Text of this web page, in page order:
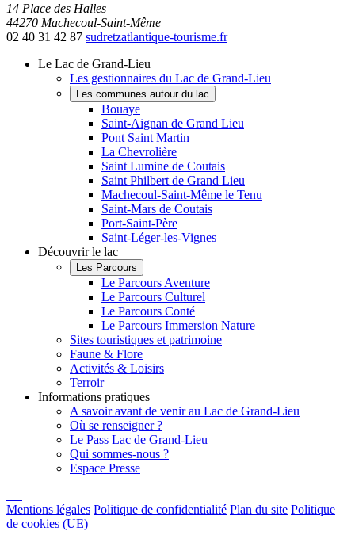
14 Place des Halles
44270 Machecoul-Saint-Même
02 40 31 42 87 sudretzatlantique-tourisme.fr
Le Lac de Grand-Lieu
Les gestionnaires du Lac de Grand-Lieu
Les communes autour du lac
Bouaye
Saint-Aignan de Grand Lieu
Pont Saint Martin
La Chevrolière
Saint Lumine de Coutais
Saint Philbert de Grand Lieu
Machecoul-Saint-Même le Tenu
Saint-Mars de Coutais
Port-Saint-Père
Saint-Léger-les-Vignes
Découvrir le lac
Les Parcours
Le Parcours Aventure
Le Parcours Culturel
Le Parcours Conté
Le Parcours Immersion Nature
Sites touristiques et patrimoine
Faune & Flore
Activités & Loisirs
Terroir
Informations pratiques
A savoir avant de venir au Lac de Grand-Lieu
Où se renseigner ?
Le Pass Lac de Grand-Lieu
Qui sommes-nous ?
Espace Presse
Mentions légales Politique de confidentialité Plan du site Politique
de cookies (UE)